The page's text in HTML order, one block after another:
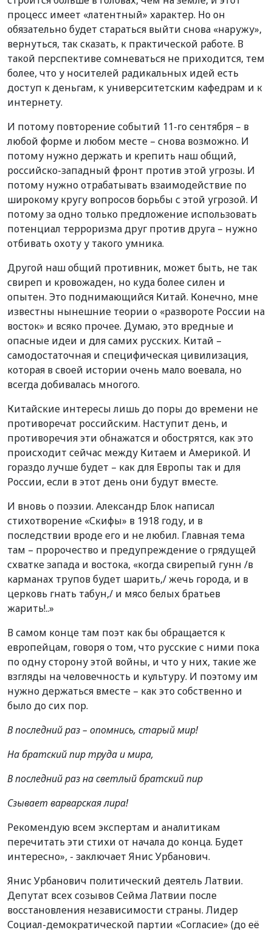
процесс имеет «латентный» характер. Но он
обязательно будет стараться выйти снова «наружу»,
вернуться, так сказать, к практической работе. В
такой перспективе сомневаться не приходится, тем
более, что у носителей радикальных идей есть
доступ к деньгам, к университетским кафедрам и к
интернету.
И потому повторение событий 11-го сентября – в
любой форме и любом месте – снова возможно. И
потому нужно держать и крепить наш общий,
российско-западный фронт против этой угрозы. И
потому нужно отрабатывать взаимодействие по
широкому кругу вопросов борьбы с этой угрозой. И
потому за одно только предложение использовать
потенциал терроризма друг против друга – нужно
отбивать охоту у такого умника.
Другой наш общий противник, может быть, не так
свиреп и кровожаден, но куда более силен и
опытен. Это поднимающийся Китай. Конечно, мне
известны нынешние теории о «развороте России на
восток» и всяко прочее. Думаю, это вредные и
опасные идеи и для самих русских. Китай –
самодостаточная и специфическая цивилизация,
которая в своей истории очень мало воевала, но
всегда добивалась многого.
Китайские интересы лишь до поры до времени не
противоречат российским. Наступит день, и
противоречия эти обнажатся и обострятся, как это
происходит сейчас между Китаем и Америкой. И
гораздо лучше будет – как для Европы так и для
России, если в этот день они будут вместе.
И вновь о поэзии. Александр Блок написал
стихотворение «Скифы» в 1918 году, и в
последствии вроде его и не любил. Главная тема
там – пророчество и предупреждение о грядущей
схватке запада и востока, «когда свирепый гунн /в
карманах трупов будет шарить,/ жечь города, и в
церковь гнать табун,/ и мясо белых братьев
жарить!..»
В самом конце там поэт как бы обращается к
европейцам, говоря о том, что русские с ними пока
по одну сторону этой войны, и что у них, такие же
взгляды на человечность и культуру. И поэтому им
нужно держаться вместе – как это собственно и
было до сих пор.
В последний раз – опомнись, старый мир!
На братский пир труда и мира,
В последний раз на светлый братский пир
Сзывает варварская лира!
Рекомендую всем экспертам и аналитикам
перечитать эти стихи от начала до конца. Будет
интересно», - заключает Янис Урбанович.
Янис Урбанович политический деятель Латвии.
Депутат всех созывов Сейма Латвии после
восстановления независимости страны. Лидер
Социал-демократической партии «Согласие» (до её